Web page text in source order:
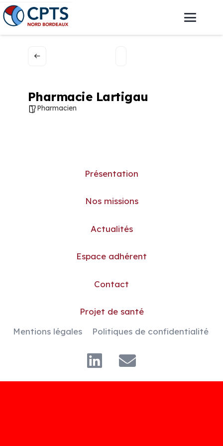
Pharmacie Lartigau
Pharmacien
Présentation
Nos missions
Actualités
Espace adhérent
Contact
Projet de santé
Mentions légales
Politiques de confidentialité